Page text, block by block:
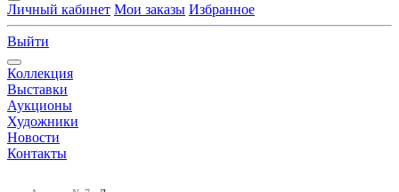
Личный кабинет Мои заказы Избранное
Выйти
Коллекция
Выставки
Аукционы
Художники
Новости
Контакты